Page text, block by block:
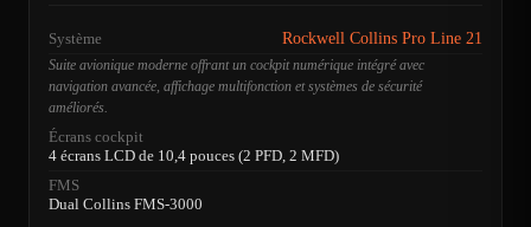
Système Rockwell Collins Pro Line 21
Suite avionique moderne offrant un cockpit numérique intégré avec
navigation avancée, affichage multifonction et systèmes de sécurité
améliorés.
Écrans cockpit
4 écrans LCD de 10,4 pouces (2 PFD, 2 MFD)
FMS
Dual Collins FMS-3000